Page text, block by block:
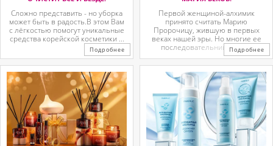
Сложно представить - но уборка
может быть в радость.В этом Вам
с лёгкостью помогут уникальные
средства корейской косметики ...
Подробнее
Первой женщиной-алхимик
принято считать Марию
Пророчицу, жившую в первых
веках нашей эры. Но многие ее
последовательницы так ...
Подробнее